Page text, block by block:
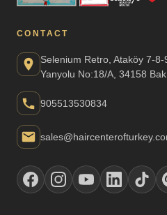
CONTACT
Selenium Retro, Ataköy 7-8-
Yanyolu No:18/A, 34158
905513530834